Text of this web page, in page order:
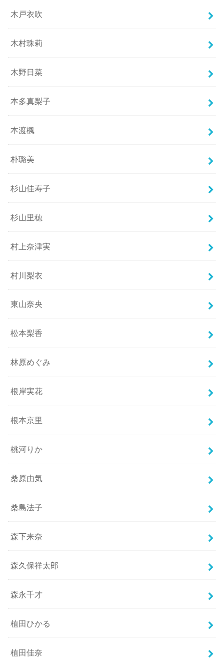
木戸衣吹
木村珠莉
木野日菜
本多真梨子
本渡楓
朴璐美
杉山佳寿子
杉山里穂
村上奈津実
村川梨衣
東山奈央
松本梨香
林原めぐみ
根岸実花
根本京里
桃河りか
桑原由気
桑島法子
森下来奈
森久保祥太郎
森永千才
植田ひかる
植田佳奈